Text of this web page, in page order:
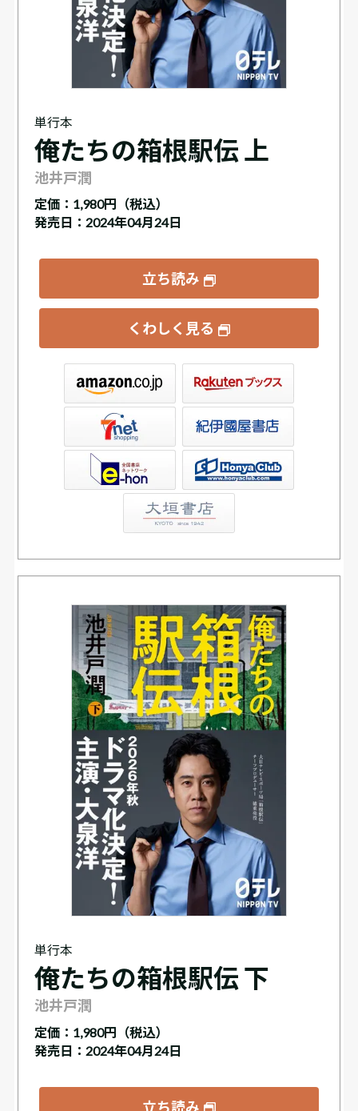
単行本
俺たちの箱根駅伝 上
池井戸潤
定価： 1,980円（税込）
発売日：2024年04月24日
立ち読み
くわしく見る
書店ウェブストア
単行本
俺たちの箱根駅伝 下
池井戸潤
定価： 1,980円（税込）
発売日：2024年04月24日
立ち読み